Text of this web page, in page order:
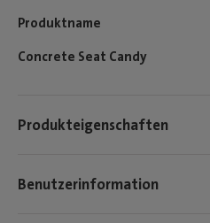
Produktname
Concrete Seat Candy
Produkteigenschaften
Benutzerinformation